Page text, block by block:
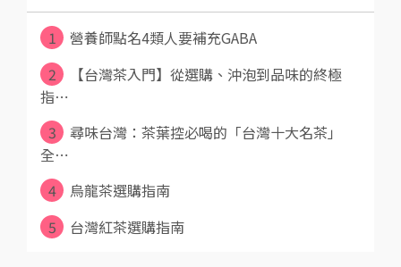
1
營養師點名4類人要補充GABA
2
【台灣茶入門】從選購、沖泡到品味的終極
指⋯
3
尋味台灣：茶葉控必喝的「台灣十大名茶」
全⋯
4
烏龍茶選購指南
5
台灣紅茶選購指南